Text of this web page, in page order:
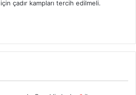
çadır kampları tercih edilmeli.